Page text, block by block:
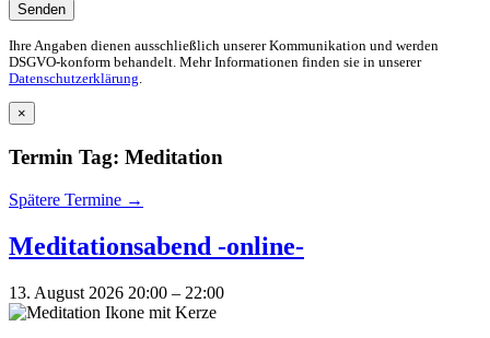
Ihre Angaben dienen ausschließlich unserer Kommunikation und werden
DSGVO-konform behandelt. Mehr Informationen finden sie in unserer
Datenschutzerklärung.
×
Termin Tag: Meditation
Spätere Termine →
Meditationsabend -online-
13. August 2026 20:00 – 22:00